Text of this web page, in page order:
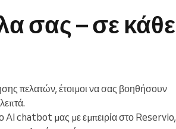
σας – σε κάθε
πελατών, έτοιμοι να σας βοηθήσουν
AI chatbot μας με εμπειρία στο Reservio,